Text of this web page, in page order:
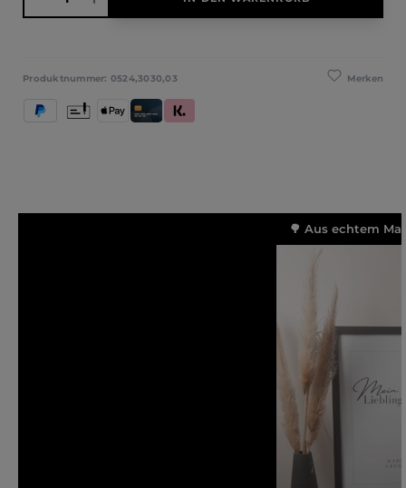
Merken
Produktnummer: 0524,3030,03
PayPal Apple PayKredit- und Debitkarte
Klarna (Rechnung / Ratenkauf / Sofort)
Vorkasse
🌳 Aus echtem